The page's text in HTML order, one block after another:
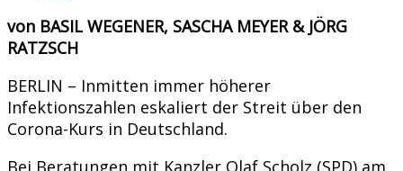
von BASIL WEGENER, SASCHA MEYER & JÖRG
RATZSCH
BERLIN – Inmitten immer höherer
Infektionszahlen eskaliert der Streit über den
Corona-Kurs in Deutschland.
Bei Beratungen mit Kanzler Olaf Scholz (SPD) am